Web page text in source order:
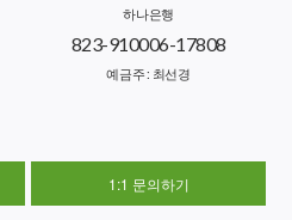
하나은행
823-910006-17808
예금주 : 최선경
1:1 문의하기